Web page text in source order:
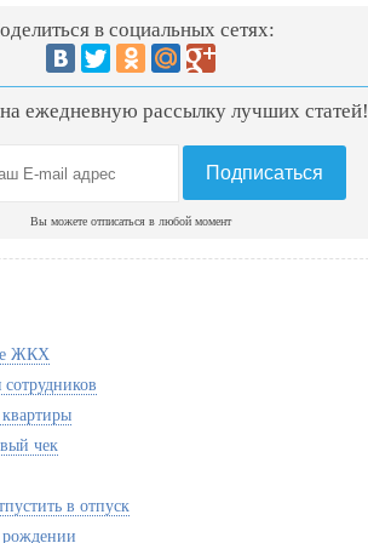
в социальных сетях:
ежедневную рассылку лучших
Вы можете отписаться в любой момент
ЖКХ
чек
в отпуск
рождении